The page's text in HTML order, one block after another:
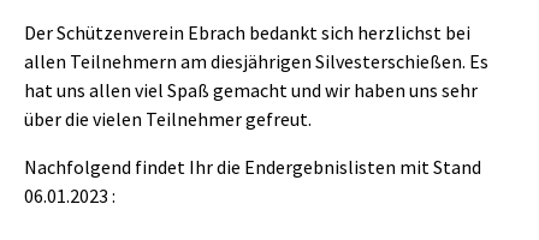
Der Schützenverein Ebrach bedankt sich herzlichst bei
allen Teilnehmern am diesjährigen Silvesterschießen. Es
hat uns allen viel Spaß gemacht und wir haben uns sehr
über die vielen Teilnehmer gefreut.
Nachfolgend findet Ihr die Endergebnislisten mit Stand
06.01.2023 :